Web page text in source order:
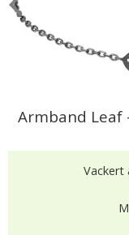
Armband Leaf
Vackert